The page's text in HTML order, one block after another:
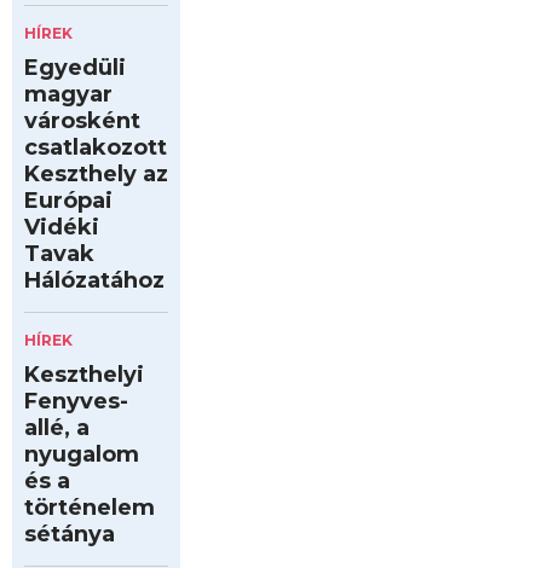
HÍREK
Egyedüli
magyar
városként
csatlakozott
Keszthely az
Európai
Vidéki
Tavak
Hálózatához
HÍREK
Keszthelyi
Fenyves-
allé, a
nyugalom
és a
történelem
sétánya